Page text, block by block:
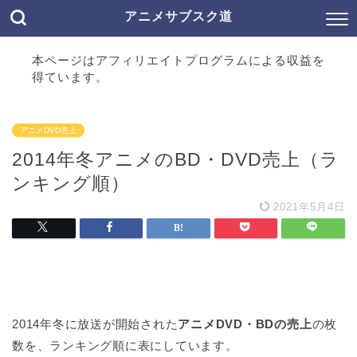
アニメサブスク道
本ページはアフィリエイトプログラムによる収益を
得ています。
アニメDVD売上
2014年冬アニメのBD・DVD売上（ラ
ンキング順）
2021年5月4日
2014年冬に放送が開始されたアニメDVD・BDの売上の枚
数を、ランキング順に表にしています。